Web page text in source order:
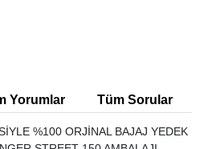
Yorumlar Tüm Sorular
%100 ORJİNAL BAJAJ YEDEK